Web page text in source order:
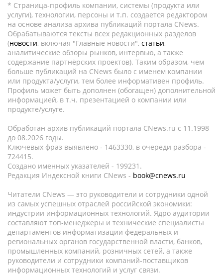
* Страница-профиль компании, системы (продукта или
услуги), технологии, персоны и т.п. создается редактором
на основе анализа архива публикаций портала CNews.
Обрабатываются тексты всех редакционных разделов
(новости, включая "Главные новости", статьи,
аналитические обзоры рынков, интервью, а также
содержание партнёрских проектов). Таким образом, чем
больше публикаций на CNews было с именем компании
или продукта/услуги, тем более информативен профиль.
Профиль может быть дополнен (обогащен) дополнительной
информацией, в т.ч. презентацией о компании или
продукте/услуге.
Обработан архив публикаций портала CNews.ru c 11.1998
до 08.2026 годы.
Ключевых фраз выявлено - 1463330, в очереди разбора -
724415.
Создано именных указателей - 199231.
Редакция Индексной книги CNews - book@cnews.ru
Читатели CNews — это руководители и сотрудники одной
из самых успешных отраслей российской экономики:
индустрии информационных технологий. Ядро аудитории
составляют топ-менеджеры и технические специалисты
департаментов информатизации федеральных и
региональных органов государственной власти, банков,
промышленных компаний, розничных сетей, а также
руководители и сотрудники компаний-поставщиков
информационных технологий и услуг связи.